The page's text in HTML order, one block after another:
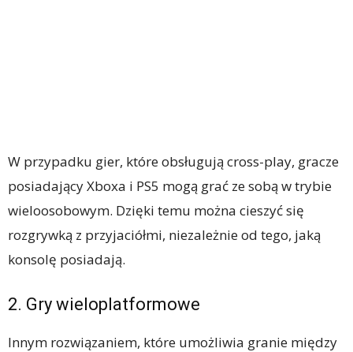
W przypadku gier, które obsługują cross-play, gracze
posiadający Xboxa i PS5 mogą grać ze sobą w trybie
wieloosobowym. Dzięki temu można cieszyć się
rozgrywką z przyjaciółmi, niezależnie od tego, jaką
konsolę posiadają.
2. Gry wieloplatformowe
Innym rozwiązaniem, które umożliwia granie między